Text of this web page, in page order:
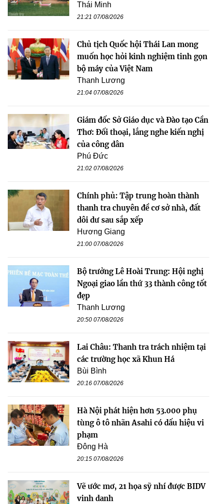
Thái Minh
21:21 07/08/2026
Chủ tịch Quốc hội Thái Lan mong
muốn học hỏi kinh nghiệm tinh gọn
bộ máy của Việt Nam
Thanh Lương
21:04 07/08/2026
Giám đốc Sở Giáo dục và Đào tạo Cần
Thơ: Đối thoại, lắng nghe kiến nghị
của công dân
Phú Đức
21:02 07/08/2026
Chính phủ: Tập trung hoàn thành
thanh tra chuyên đề cơ sở nhà, đất
dôi dư sau sắp xếp
Hương Giang
21:00 07/08/2026
Bộ trưởng Lê Hoài Trung: Hội nghị
Ngoại giao lần thứ 33 thành công tốt
đẹp
Thanh Lương
20:50 07/08/2026
Lai Châu: Thanh tra trách nhiệm tại
các trường học xã Khun Há
Bùi Bình
20:16 07/08/2026
Hà Nội phát hiện hơn 53.000 phụ
tùng ô tô nhãn Asahi có dấu hiệu vi
phạm
Đông Hà
20:15 07/08/2026
Vẽ ước mơ, 21 họa sỹ nhí được BIDV
vinh danh